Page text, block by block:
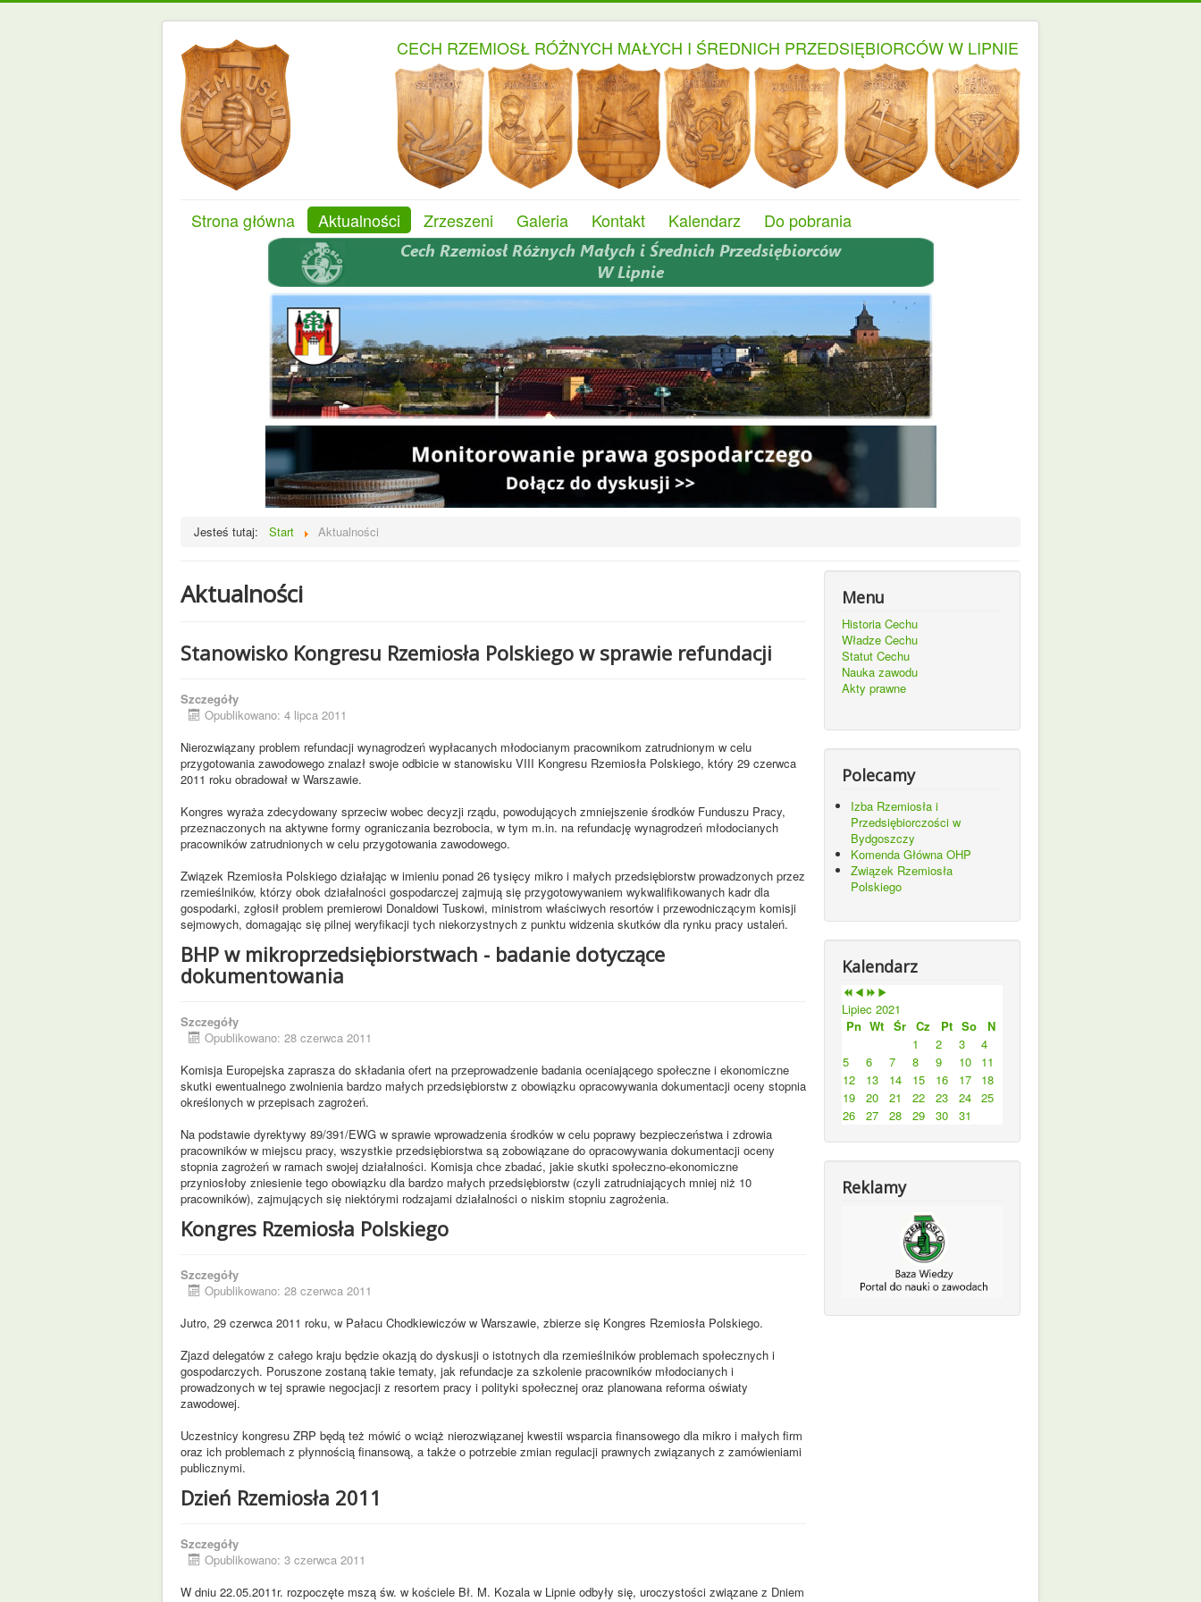
CECH RZEMIOSŁ RÓŻNYCH MAŁYCH I ŚREDNICH PRZEDSIĘBIORCÓW W LIPNIE
Strona główna Aktualności Zrzeszeni Galeria Kontakt Kalendarz Do pobrania
Jesteś tutaj: Start Aktualności
Aktualności
Stanowisko Kongresu Rzemiosła Polskiego w sprawie refundacji
Szczegóły
Opublikowano: 4 lipca 2011
Nierozwiązany problem refundacji wynagrodzeń wypłacanych młodocianym pracownikom zatrudnionym w celu
przygotowania zawodowego znalazł swoje odbicie w stanowisku VIII Kongresu Rzemiosła Polskiego, który 29 czerwca
2011 roku obradował w Warszawie.
Kongres wyraża zdecydowany sprzeciw wobec decyzji rządu, powodujących zmniejszenie środków Funduszu Pracy,
przeznaczonych na aktywne formy ograniczania bezrobocia, w tym m.in. na refundację wynagrodzeń młodocianych
pracowników zatrudnionych w celu przygotowania zawodowego.
Związek Rzemiosła Polskiego działając w imieniu ponad 26 tysięcy mikro i małych przedsiębiorstw prowadzonych przez
rzemieślników, którzy obok działalności gospodarczej zajmują się przygotowywaniem wykwalifikowanych kadr dla
gospodarki, zgłosił problem premierowi Donaldowi Tuskowi, ministrom właściwych resortów i przewodniczącym komisji
sejmowych, domagając się pilnej weryfikacji tych niekorzystnych z punktu widzenia skutków dla rynku pracy ustaleń.
BHP w mikroprzedsiębiorstwach - badanie dotyczące
dokumentowania
Szczegóły
Opublikowano: 28 czerwca 2011
Komisja Europejska zaprasza do składania ofert na przeprowadzenie badania oceniającego społeczne i ekonomiczne
skutki ewentualnego zwolnienia bardzo małych przedsiębiorstw z obowiązku opracowywania dokumentacji oceny stopnia
określonych w przepisach zagrożeń.
Na podstawie dyrektywy 89/391/EWG w sprawie wprowadzenia środków w celu poprawy bezpieczeństwa i zdrowia
pracowników w miejscu pracy, wszystkie przedsiębiorstwa są zobowiązane do opracowywania dokumentacji oceny
stopnia zagrożeń w ramach swojej działalności. Komisja chce zbadać, jakie skutki społeczno-ekonomiczne
przyniosłoby zniesienie tego obowiązku dla bardzo małych przedsiębiorstw (czyli zatrudniających mniej niż 10
pracowników), zajmujących się niektórymi rodzajami działalności o niskim stopniu zagrożenia.
Kongres Rzemiosła Polskiego
Szczegóły
Opublikowano: 28 czerwca 2011
Jutro, 29 czerwca 2011 roku, w Pałacu Chodkiewiczów w Warszawie, zbierze się Kongres Rzemiosła Polskiego.
Zjazd delegatów z całego kraju będzie okazją do dyskusji o istotnych dla rzemieślników problemach społecznych i
gospodarczych. Poruszone zostaną takie tematy, jak refundacje za szkolenie pracowników młodocianych i
prowadzonych w tej sprawie negocjacji z resortem pracy i polityki społecznej oraz planowana reforma oświaty
zawodowej.
Uczestnicy kongresu ZRP będą też mówić o wciąż nierozwiązanej kwestii wsparcia finansowego dla mikro i małych firm
oraz ich problemach z płynnością finansową, a także o potrzebie zmian regulacji prawnych związanych z zamówieniami
publicznymi.
Dzień Rzemiosła 2011
Szczegóły
Opublikowano: 3 czerwca 2011
W dniu 22.05.2011r. rozpoczęte mszą św. w kościele Bł. M. Kozala w Lipnie odbyły się, uroczystości związane z Dniem
Menu
Historia Cechu
Władze Cechu
Statut Cechu
Nauka zawodu
Akty prawne
Polecamy
Izba Rzemiosła i
Przedsiębiorczości w
Bydgoszczy
Komenda Główna OHP
Związek Rzemiosła
Polskiego
Kalendarz
Lipiec 2021
Pn Wt Śr Cz Pt So
N
1
2 3
4
5
6 7 8 9 10
11
12
13 14 15 16 17
18
19
20 21 22 23 24 25
26
27 28 29 30 31
Reklamy